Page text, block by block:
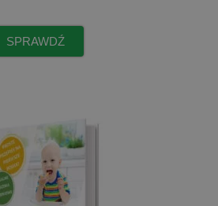
SPRAWDŹ